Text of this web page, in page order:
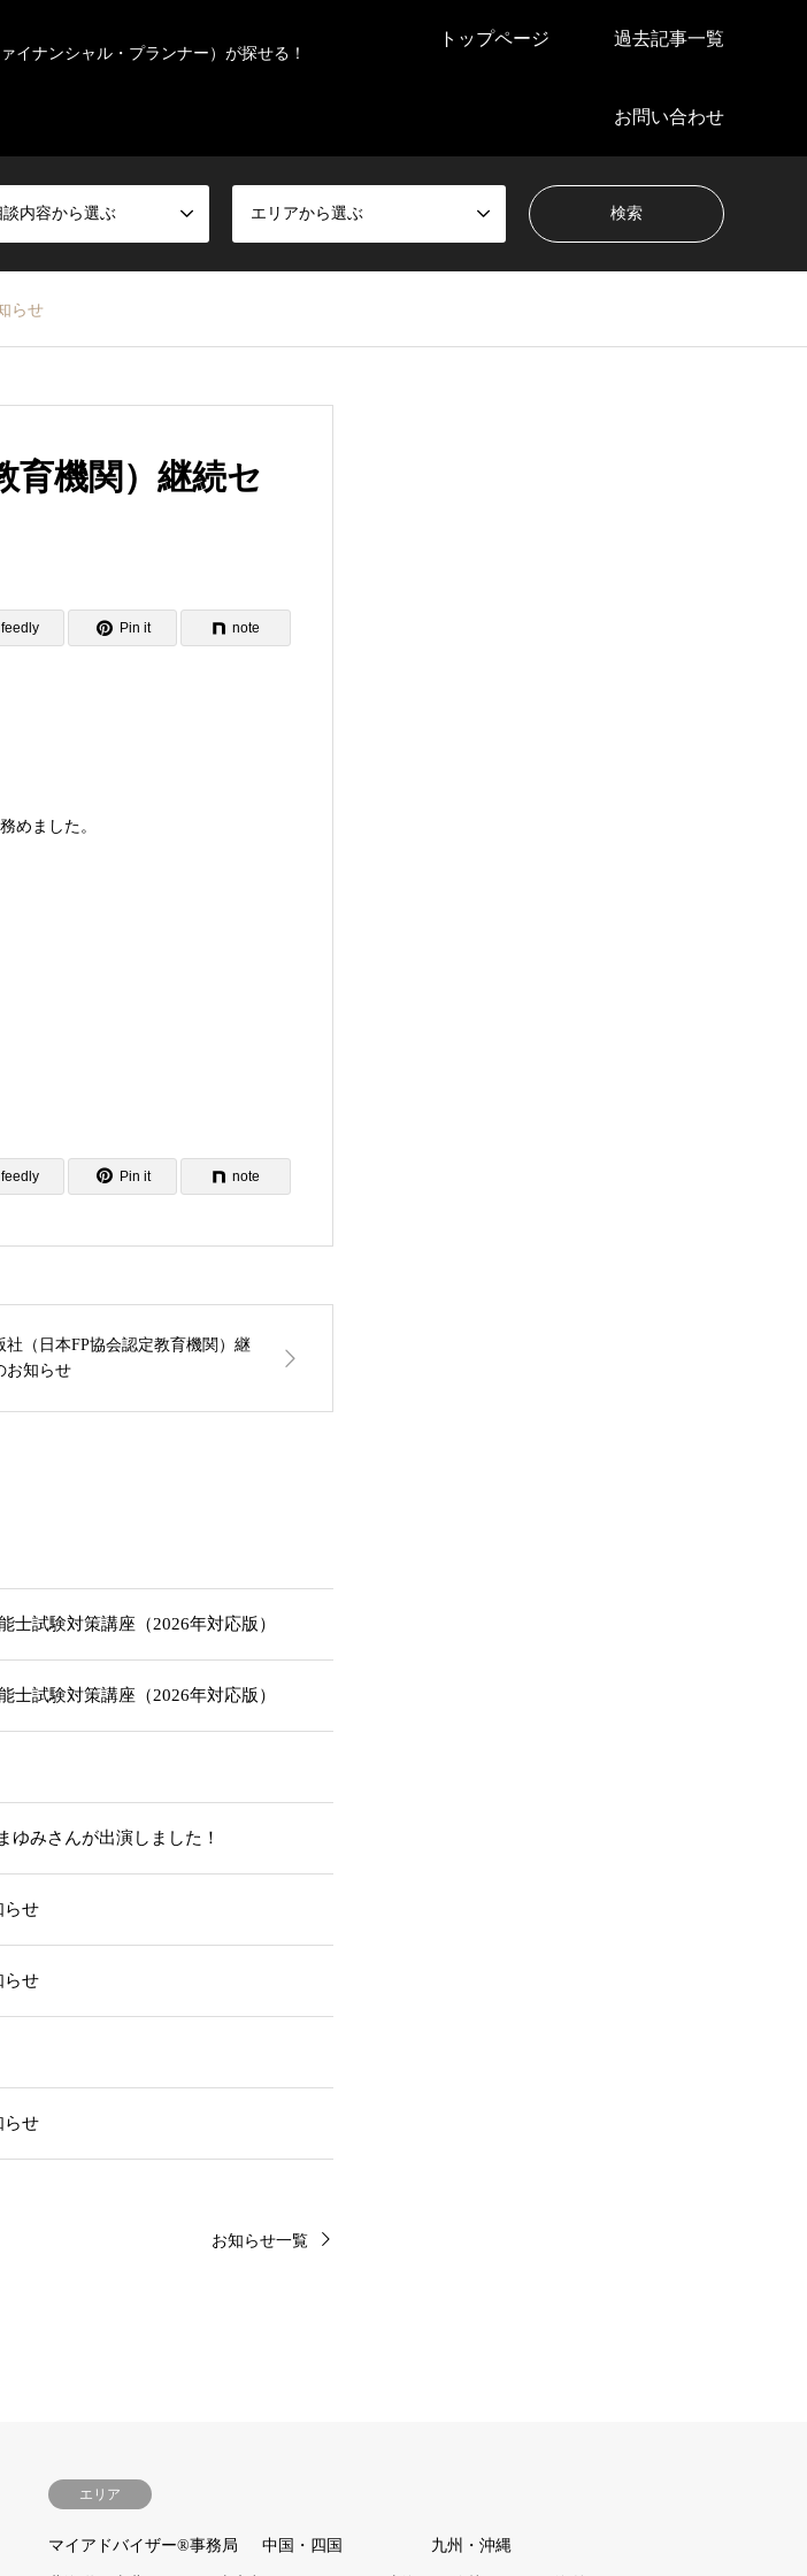
イナンシャル・プランナー）が探せる！
トップページ 過去記事一覧
お問い合わせ
談内容から選ぶ エリアから選ぶ
らせ
育機関）継続セ
feedly Pin it note
めました。
feedly Pin it note
社（日本FP協会認定教育機関）継
お知らせ
士試験対策講座（2026年対応版）
士試験対策講座（2026年対応版）
ゆみさんが出演しました！
らせ
らせ
らせ
お知らせ一覧
エリア
マイアドバイザー®事務局 中国・四国 九州・沖縄